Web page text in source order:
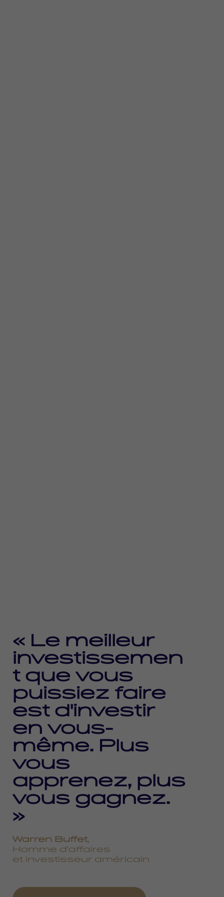
« Le meilleur
investissemen
t que vous
puissiez faire
est d'investir
en vous-
même. Plus
vous
apprenez, plus
vous gagnez.
»
Warren Buffet,
Homme d'affaires
et investisseur américain